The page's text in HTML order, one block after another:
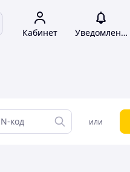
Кабинет Уведомления
или